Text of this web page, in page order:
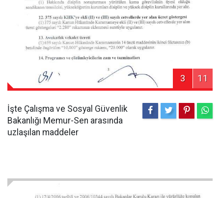
3 11
İşte Çalışma ve Sosyal Güvenlik
Bakanlığı Memur-Sen arasında
uzlaşılan maddeler